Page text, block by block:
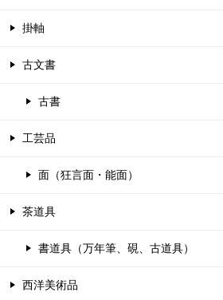
掛軸
古文書
古書
工芸品
面（狂言面・能面）
茶道具
書道具（万年筆、硯、古道具）
西洋美術品